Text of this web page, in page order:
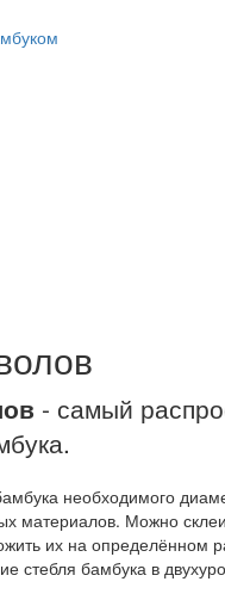
- самый
необходимого
материалов. Можно
их на определённом
стебля бамбука в